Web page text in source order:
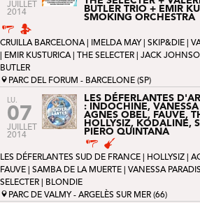
JUILLET
2014
BUTLER TRIO + EMIR
SMOKING ORCHESTRA
CRUILLA BARCELONA| IMELDA MAY SKIP&DIE
EMIR KUSTURICA| THE SELECTER | JACK
BUTLER
PARC DEL FORUM - BARCELONE (SP)
LU.
07
JUILLET
2014
LES DÉFERLANTES
: INDOCHINE,
AGNES OBEL, FAUVE,
HOLLYSIZ, KODALINE,
PIERO QUINTANA
LES DÉFERLANTES SUD DE FRANCE HOLLYSIZ
FAUVE
SAMBA DE LA MUERTE VANESSA PARADIS
SELECTER |
BLONDIE
PARC DE VALMY - ARGELÈS SUR MER (66)